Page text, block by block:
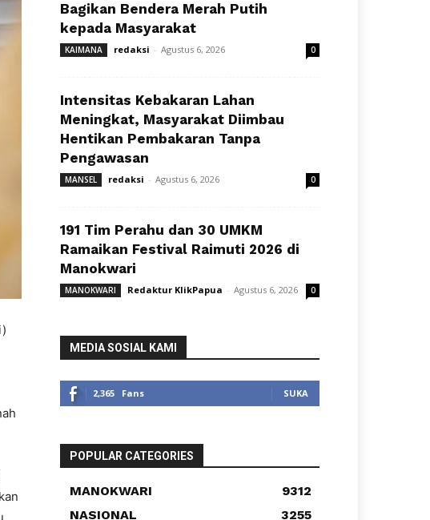
Bagikan Bendera Merah Putih
kepada Masyarakat
KAIMANA redaksi - Agustus 6, 2026 0
Intensitas Kebakaran Lahan
Meningkat, Masyarakat Diimbau
Hentikan Pembakaran Tanpa
Pengawasan
MANSEL redaksi - Agustus 6, 2026 0
191 Tim Perahu dan 30 UMKM
Ramaikan Festival Raimuti 2026 di
Manokwari
MANOKWARI Redaktur KlikPapua - Agustus 6, 2026 0
MEDIA SOSIAL KAMI
2,365 Fans SUKA
POPULAR CATEGORIES
MANOKWARI
9312
NASIONAL
3255